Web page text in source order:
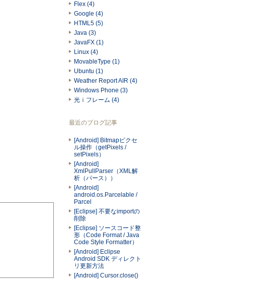
Flex (4)
Google (4)
HTML5 (5)
Java (3)
JavaFX (1)
Linux (4)
MovableType (1)
Ubuntu (1)
Weather Report AIR (4)
Windows Phone (3)
光ｉフレーム (4)
最近のブログ記事
[Android] Bitmapピクセ
ル操作（getPixels /
setPixels）
[Android]
XmlPullParser（XML解
析（パース））
[Android]
android.os.Parcelable /
Parcel
[Eclipse] 不要なimportの
削除
[Eclipse] ソースコード整
形（Code Format / Java
Code Style Formatter）
[Android] Eclipse
Android SDK ディレクト
リ更新方法
[Android] Cursor.close()